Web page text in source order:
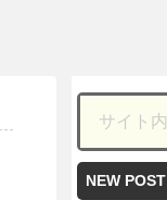
NEW POST